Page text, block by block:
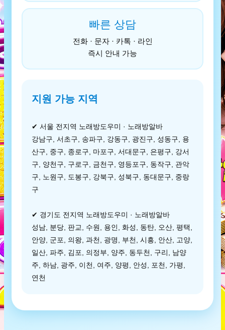
빠른 상담
전화 · 문자 · 카톡 · 라인
즉시 안내 가능
지원 가능 지역
✔ 서울 전지역 노래방도우미 · 노래방알바
강남구, 서초구, 송파구, 강동구, 광진구, 성동구, 용
산구, 중구, 종로구, 마포구, 서대문구, 은평구, 강서
구, 양천구, 구로구, 금천구, 영등포구, 동작구, 관악
구, 노원구, 도봉구, 강북구, 성북구, 동대문구, 중랑
구
✔ 경기도 전지역 노래방도우미 · 노래방알바
성남, 분당, 판교, 수원, 용인, 화성, 동탄, 오산, 평택,
안양, 군포, 의왕, 과천, 광명, 부천, 시흥, 안산, 고양,
일산, 파주, 김포, 의정부, 양주, 동두천, 구리, 남양
주, 하남, 광주, 이천, 여주, 양평, 안성, 포천, 가평,
연천